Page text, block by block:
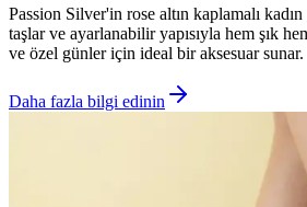
Passion Silver'in rose altın kaplamalı
taşlar ve ayarlanabilir yapısıyla hem şık
ve özel günler için ideal bir aksesuar sunar.
Daha fazla bilgi edinin